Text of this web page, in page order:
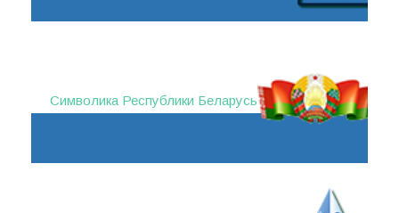
Символика Республики Беларусь